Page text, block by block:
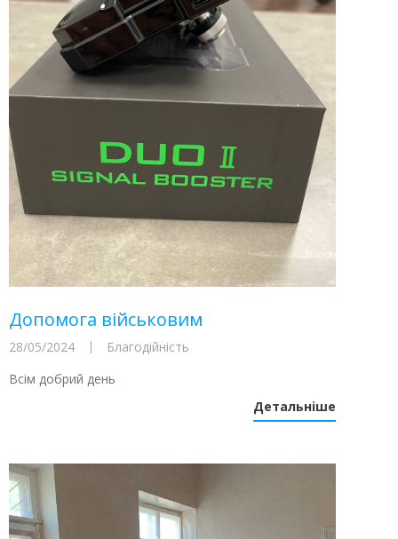
Допомога військовим
28/05/2024
Благодійність
Всім добрий день
Детальніше